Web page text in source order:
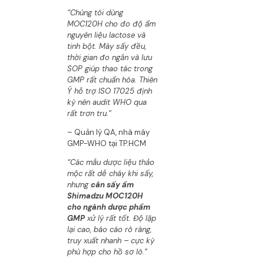
“Chúng tôi dùng
MOC120H cho đo độ ẩm
nguyên liệu lactose và
tinh bột. Máy sấy đều,
thời gian đo ngắn và lưu
SOP giúp thao tác trong
GMP rất chuẩn hóa. Thiên
Ý hỗ trợ ISO 17025 định
kỳ nên audit WHO qua
rất trơn tru.”
– Quản lý QA, nhà máy
GMP-WHO tại TP.HCM
“Các mẫu dược liệu thảo
mộc rất dễ cháy khi sấy,
nhưngcân sấy ẩm
Shimadzu MOC120H
cho ngành dược phẩm
GMP xử lý rất tốt. Độ lặp
lại cao, báo cáo rõ ràng,
truy xuất nhanh – cực kỳ
phù hợp cho hồ sơ lô.”